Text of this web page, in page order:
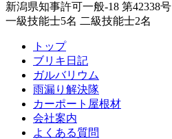
新潟県知事許可一般-18 第42338号
一級技能士5名 二級技能士2名
トップ
ブリキ日記
ガルバリウム
雨漏り解決隊
カーポート屋根材
会社案内
よくある質問